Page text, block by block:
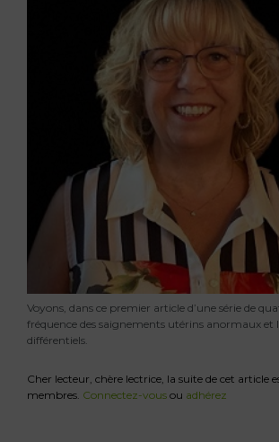
Voyons, dans ce premier article d’une série de
fréquence des saignements utérins anormaux et
différentiels.
Cher lecteur, chère lectrice, la suite de cet article
membres. Connectez-vous ou adhérez